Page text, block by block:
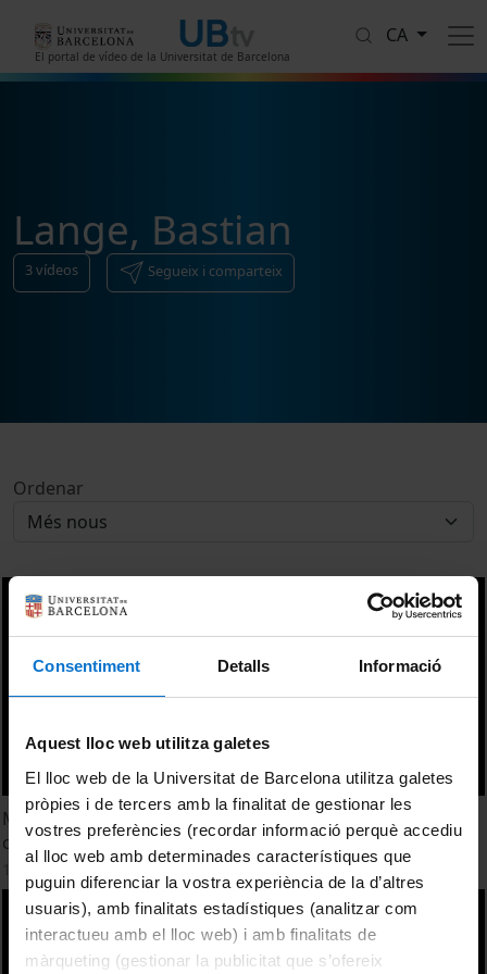
Consentiment Detalls Informació
Aquest lloc web utilitza galetes
El lloc web de la Universitat de Barcelona utilitza galetes
pròpies i de tercers amb la finalitat de gestionar les
vostres preferències (recordar informació perquè accediu
al lloc web amb determinades característiques que
puguin diferenciar la vostra experiència de la d’altres
usuaris), amb finalitats estadístiques (analitzar com
interactueu amb el lloc web) i amb finalitats de
màrqueting (gestionar la publicitat que s’ofereix
El portal de vídeo de la Universitat de Barcelona
CA
Lange, Bastian
3vídeos Segueix i comparteix
Ordenar
Makerplaces. The role of manufacturing 2.0 in post-crisis
cities. Bastian Lange